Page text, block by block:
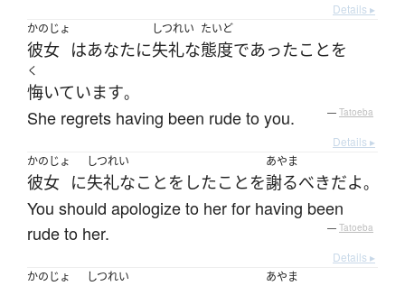
Details ▸
かのじょ
彼女 はあなたに
しつれい
失礼な
たいど
態度であったことを
く
悔いています。
She regrets having been rude to you. — Tatoeba
Details ▸
かのじょ
彼女 に
しつれい
失礼なことを したことを
あやま
謝るべきだよ。
You should apologize to her for having been
rude to her.
— Tatoeba
Details ▸
かのじょ
しつれい あやま